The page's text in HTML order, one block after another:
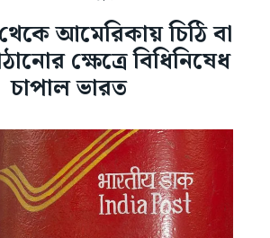
আমেরিকায় চিঠি বা
ক্ষেত্রে বিধিনিষেধ
চাপাল ভারত